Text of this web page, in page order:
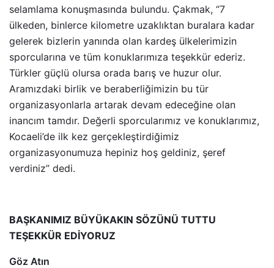
selamlama konuşmasında bulundu. Çakmak, “7
ülkeden, binlerce kilometre uzaklıktan buralara kadar
gelerek bizlerin yanında olan kardeş ülkelerimizin
sporcularına ve tüm konuklarımıza teşekkür ederiz.
Türkler güçlü olursa orada barış ve huzur olur.
Aramızdaki birlik ve beraberliğimizin bu tür
organizasyonlarla artarak devam edeceğine olan
inancım tamdır. Değerli sporcularımız ve konuklarımız,
Kocaeli’de ilk kez gerçekleştirdiğimiz
organizasyonumuza hepiniz hoş geldiniz, şeref
verdiniz” dedi.
BAŞKANIMIZ BÜYÜKAKIN SÖZÜNÜ TUTTU
TEŞEKKÜR EDİYORUZ
Göz Atın